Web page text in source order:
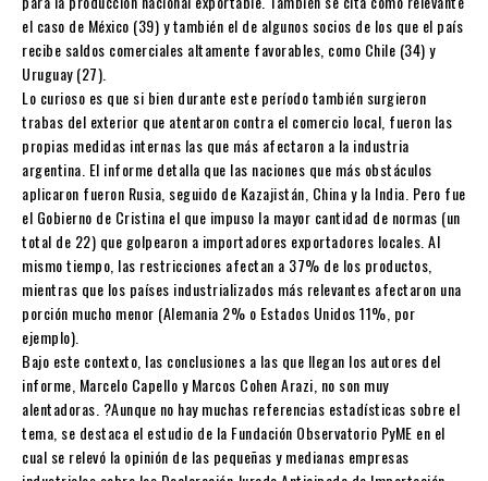
el caso de México (39) y también el de algunos socios de los que el país
recibe saldos comerciales altamente favorables, como Chile (34) y
Uruguay (27).
Lo curioso es que si bien durante este período también surgieron
trabas del exterior que atentaron contra el comercio local, fueron las
propias medidas internas las que más afectaron a la industria
argentina. El informe detalla que las naciones que más obstáculos
aplicaron fueron Rusia, seguido de Kazajistán, China y la India. Pero fue
el Gobierno de Cristina el que impuso la mayor cantidad de normas (un
total de 22) que golpearon a importadores exportadores locales. Al
mismo tiempo, las restricciones afectan a 37% de los productos,
mientras que los países industrializados más relevantes afectaron una
porción mucho menor (Alemania 2% o Estados Unidos 11%, por
ejemplo).
Bajo este contexto, las conclusiones a las que llegan los autores del
informe, Marcelo Capello y Marcos Cohen Arazi, no son muy
alentadoras. ?Aunque no hay muchas referencias estadísticas sobre el
tema, se destaca el estudio de la Fundación Observatorio PyME en el
cual se relevó la opinión de las pequeñas y medianas empresas